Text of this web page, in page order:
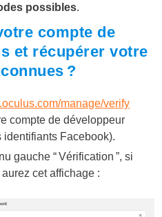
possibles.
compte de
et récupérer votre
?
manage/verify
compte de développeur
identifiants Facebook).
gauche “ Vérification ”, si
cet affichage :